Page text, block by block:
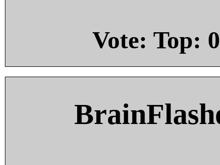
Vote: Top: 0